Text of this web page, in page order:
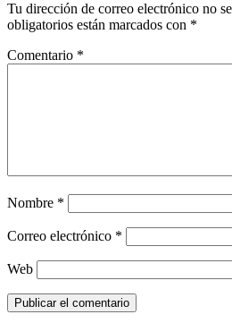
Tu dirección de correo electrónico no
obligatorios están marcados con *
Comentario *
Nombre *
Correo electrónico *
Web